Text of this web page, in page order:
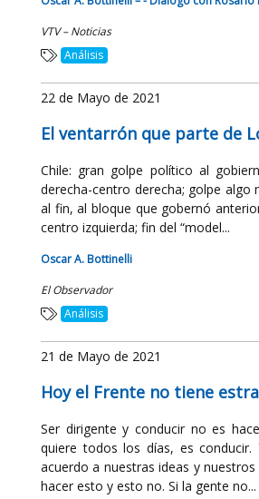
VTV – Noticias
Análisis
22 de Mayo de 2021
El ventarrón que parte de
Chile: gran golpe político al
derecha-centro derecha; golpe algo
al fin, al bloque que gobernó
centro izquierda; fin del “model...
Oscar A. Bottinelli
El Observador
Análisis
21 de Mayo de 2021
Hoy el Frente no tiene
Ser dirigente y conducir no es
quiere todos los días, es conducir.
acuerdo a nuestras ideas y
hacer esto y esto no. Si la gente no...